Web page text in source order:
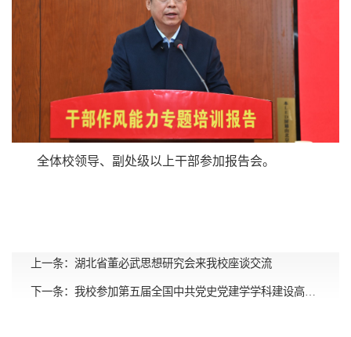
全体校领导、副处级以上干部参加报告会。
上一条： 湖北省董必武思想研究会来我校座谈交流
下一条：